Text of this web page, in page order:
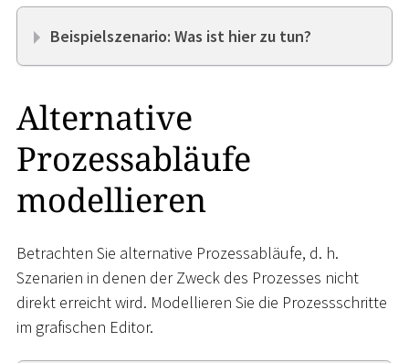
Beispielszenario: Was ist hier zu tun?
Alternative
Prozessabläufe
modellieren
Betrachten Sie alternative Prozessabläufe, d. h.
Szenarien in denen der Zweck des Prozesses nicht
direkt erreicht wird. Modellieren Sie die Prozessschritte
im grafischen Editor.